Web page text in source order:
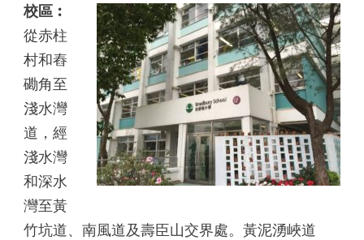
校區︰
從赤柱
村和舂
磡角至
淺水灣
道，經
淺水灣
和深水
灣至黃
竹坑道、南風道及壽臣山交界處。黃泥湧峽道